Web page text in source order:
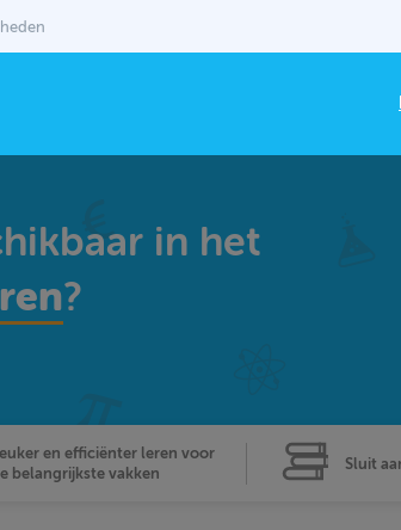
in het
?
en efficiënter leren voor
belangrijkste vakken
Sluit